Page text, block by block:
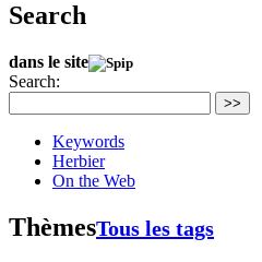
Search
dans le site
Search:
>>
Keywords
Herbier
On the Web
ThèmesTous les tags